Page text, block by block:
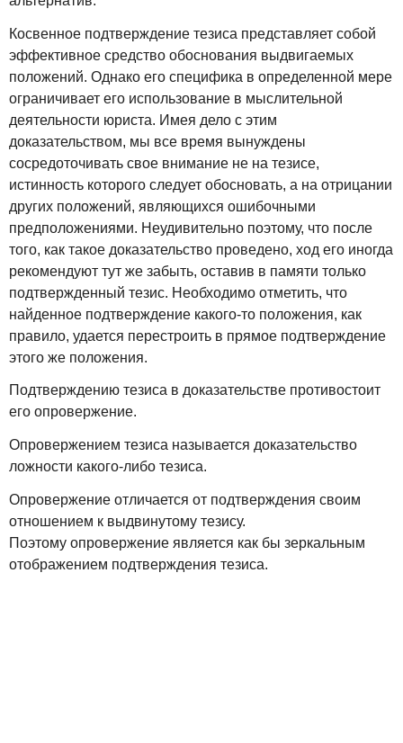
Косвенное подтверждение тезиса представляет собой
эффективное средство обоснования выдвигаемых
положений. Однако его специфика в определенной мере
ограничивает его использование в мыслительной
деятельности юриста. Имея дело с этим
доказательством, мы все время вынуждены
сосредоточивать свое внимание не на тезисе,
истинность которого следует обосновать, а на отрицании
других положений, являющихся ошибочными
предположениями. Неудивительно поэтому, что после
того, как такое доказательство проведено, ход его иногда
рекомендуют тут же забыть, оставив в памяти только
подтвержденный тезис. Необходимо отметить, что
найденное подтверждение какого-то положения, как
правило, удается перестроить в прямое подтверждение
этого же положения.
Подтверждению тезиса в доказательстве противостоит
его опровержение.
Опровержением тезиса называется доказательство
ложности какого-либо тезиса.
Опровержение отличается от подтверждения своим
отношением к выдвинутому тезису.
Поэтому опровержение является как бы зеркальным
отображением подтверждения тезиса.